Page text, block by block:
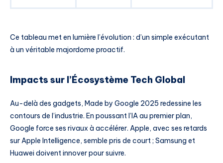
Ce tableau met en lumière l’évolution : d’un simple exécutant
à un véritable majordome proactif.
Impacts sur l’Écosystème Tech Global
Au-delà des gadgets, Made by Google 2025 redessine les
contours de l’industrie. En poussant l’IA au premier plan,
Google force ses rivaux à accélérer. Apple, avec ses retards
sur Apple Intelligence, semble pris de court ; Samsung et
Huawei doivent innover pour suivre.